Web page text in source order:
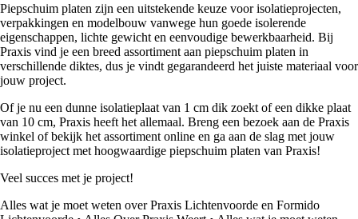
Piepschuim platen zijn een uitstekende keuze voor isolatieprojecten,
verpakkingen en modelbouw vanwege hun goede isolerende
eigenschappen, lichte gewicht en eenvoudige bewerkbaarheid. Bij
Praxis vind je een breed assortiment aan piepschuim platen in
verschillende diktes, dus je vindt gegarandeerd het juiste materiaal voor
jouw project.
Of je nu een dunne isolatieplaat van 1 cm dik zoekt of een dikke plaat
van 10 cm, Praxis heeft het allemaal. Breng een bezoek aan de Praxis
winkel of bekijk het assortiment online en ga aan de slag met jouw
isolatieproject met hoogwaardige piepschuim platen van Praxis!
Veel succes met je project!
Alles wat je moet weten over Praxis Lichtenvoorde en Formido